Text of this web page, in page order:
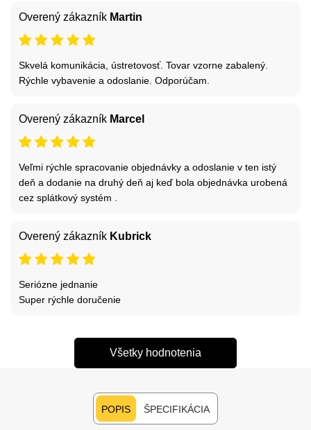
Overený zákazník Martin
Skvelá komunikácia, ústretovosť. Tovar vzorne zabalený.
Rýchle vybavenie a odoslanie. Odporúčam.
Overený zákazník Marcel
Veľmi rýchle spracovanie objednávky a odoslanie v ten istý
deň a dodanie na druhý deň aj keď bola objednávka urobená
cez splátkový systém .
Overený zákazník Kubrick
Seriózne jednanie
Super rýchle doručenie
Všetky hodnotenia
POPIS ŠPECIFIKÁCIA